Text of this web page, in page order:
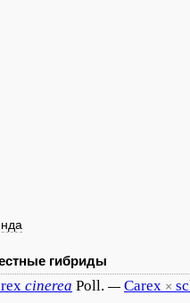
гибриды
cinerea Poll. — Carex ×